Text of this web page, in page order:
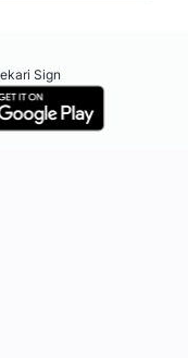
Sign